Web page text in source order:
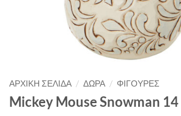
ΑΡΧΙΚΉ ΣΕΛΊΔΑ / ΔΩΡΑ / ΦΙΓΟΥΡΕΣ
Mickey Mouse Snowman 14